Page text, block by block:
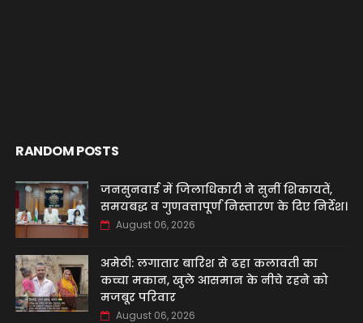
RANDOM POSTS
जनसुनवाई में जिलाधिकारी ने सुनीं शिकायतें,
समयबद्ध व गुणवत्तापूर्ण निस्तारण के दिए निर्देश।
August 06, 2026
अमेठी: लगातार बारिश से ढहा कलावती का
कच्चा मकान, खुले आसमान के नीचे रहने को
मजबूर परिवार
August 06, 2026